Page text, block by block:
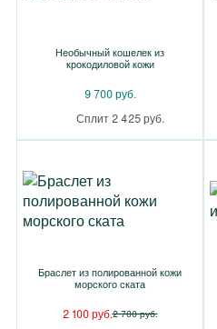
Необычный кошелек из
крокодиловой кожи
9 700 руб.
Сплит 2 425 руб.
Браслет из полированной кожи
морского ската
2 100 руб.2 700 руб.